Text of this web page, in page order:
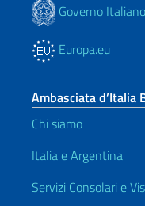
Governo Italiano
Europa.eu
Ambasciata d’Italia
Chi siamo
Italia e Argentina
Servizi Consolari e